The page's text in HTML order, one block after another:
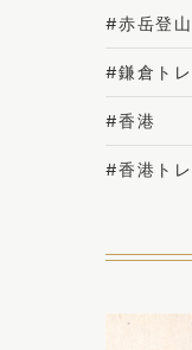
#赤岳登山
#鎌倉ト
#香港
#香港ト